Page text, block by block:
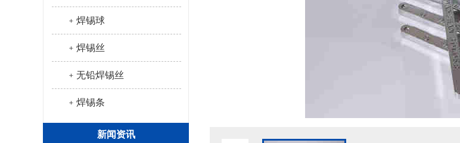
﹢焊锡球
﹢焊锡丝
﹢无铅焊锡丝
﹢焊锡条
新闻资讯